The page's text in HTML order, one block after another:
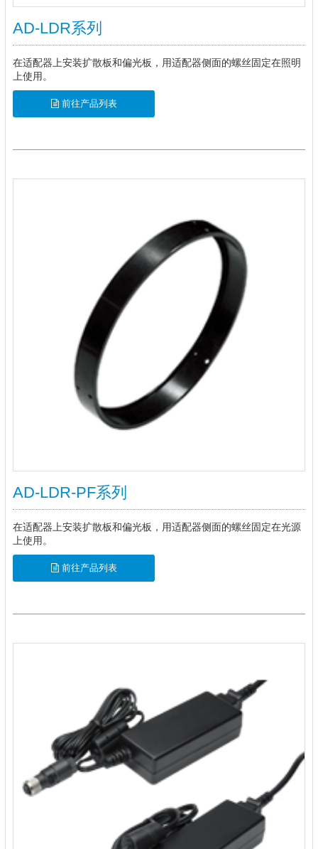
AD-LDR系列
在适配器上安装扩散板和偏光板，用适配器侧面的螺丝固定在照明
上使用。
前往产品列表
AD-LDR-PF系列
在适配器上安装扩散板和偏光板，用适配器侧面的螺丝固定在光源
上使用。
前往产品列表